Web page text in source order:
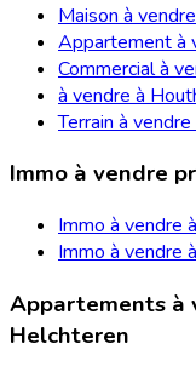
Maison à
Appartement à
Commercial à
à vendre à
Terrain à
Immo à vendre
Immo à vendre
Immo à vendre
Appartements à
Helchteren